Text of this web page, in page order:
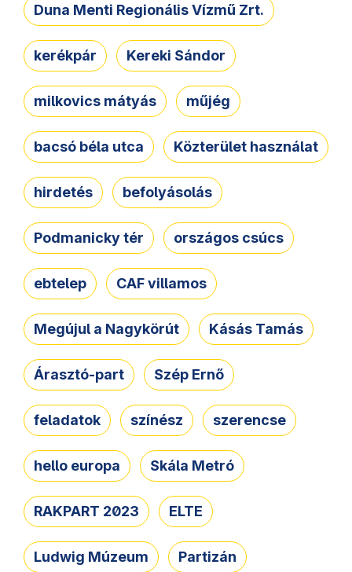
Duna Menti Regionális Vízmű Zrt.
kerékpár Kereki Sándor
milkovics mátyás műjég
bacsó béla utca Közterület használat
hirdetés befolyásolás
Podmanicky tér országos csúcs
ebtelep CAF villamos
Megújul a Nagykörút Kásás Tamás
Árasztó-part Szép Ernő
feladatok színész szerencse
hello europa Skála Metró
RAKPART 2023 ELTE
Ludwig Múzeum Partizán